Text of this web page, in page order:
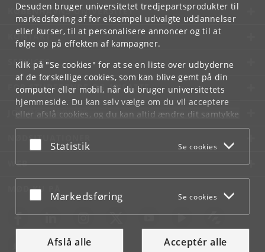
Desuden bruger universitetet tredjepartsprodukter til
markedsføring af for eksempel udvalgte uddannelser
eller kurser, til at personalisere annoncer og til at
følge op på effekten af kampagner.
Klik på "Se cookies" for at se en liste over udbyderne
af de forskellige cookies, som kan blive gemt på din
computer eller mobil, når du bruger universitetets
hjemmeside. Du kan selv vælge om du vil acceptere
eller afslå cookies, og du kan altid ændre dit samtykke
underCookie- og privatlivspolitiksom du finder i
bunden af hver side.
Acceptér eller afslå
Statistik Se cookies
Acceptér eller afslå
Markedsføring Se cookies
Afslå alle Acceptér alle
KØBENHAVNS UNIVERSITET
KONTAKT
SERVICES
FOR STUDERENDE OG ANSATTE
JOB OG KARRIERE
NØDSITUATIONER
WEB
MØD KU PÅ